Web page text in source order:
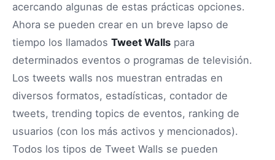
acercando algunas de estas prácticas opciones.
Ahora se pueden crear en un breve lapso de
tiempo los llamados Tweet Walls para
determinados eventos o programas de televisión.
Los tweets walls nos muestran entradas en
diversos formatos, estadísticas, contador de
tweets, trending topics de eventos, ranking de
usuarios (con los más activos y mencionados).
Todos los tipos de Tweet Walls se pueden